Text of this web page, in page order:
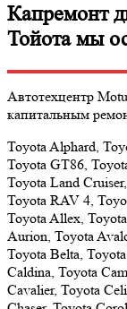
Капремонт
Тойота мы
Автотехцентр
капитальным
Toyota Alphard,
Toyota GT86,
Toyota Land
Toyota RAV 4,
Toyota Allex,
Aurion, Toyota
Toyota Belta,
Caldina, Toyota
Cavalier, Toyota